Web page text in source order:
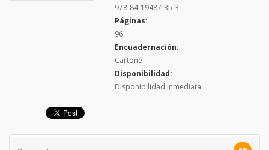
978-84-19487-35-3
Páginas:
96
Encuadernación:
Cartoné
Disponibilidad:
Disponibilidad inmediata